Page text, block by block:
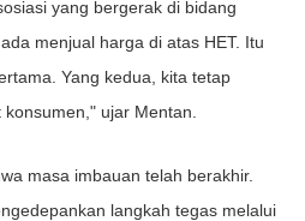
yang bergerak di bidang
menjual harga di atas HET. Itu
Yang kedua, kita tetap
ujar Mentan.
masa imbauan telah berakhir.
langkah tegas melalui